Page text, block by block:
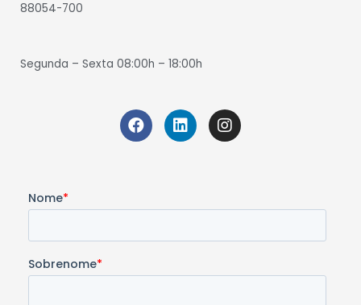
88054-700
Segunda – Sexta 08:00h – 18:00h